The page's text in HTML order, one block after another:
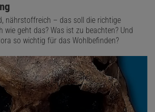
nährstoffreich – das soll die richtige
wie geht das? Was ist zu beachten? Und
so wichtig für das Wohlbefinden?